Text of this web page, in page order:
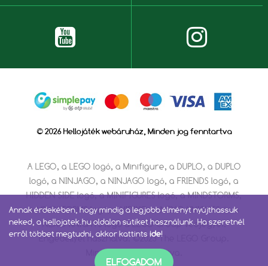
© 2026 Hellojáték webáruház, Minden jog fenntartva
A LEGO, a LEGO logó, a Minifigure, a DUPLO, a DUPLO
logó, a NINJAGO, a NINJAGO logó, a FRIENDS logó, a
HIDDEN SIDE logó, a MINIFIGURES logó, a MINDSTORMS,
a MINDSTORMS logó, a VIDIYO, a NEXO KNIGHTS és a
NEXO KNIGHTS logó a LEGO Group védjegyei.
Engedéllyel használva. ©2023 The LEGO Group.
Minden jog fenntartva.
Annak érdekében, hogy mindig a legjobb élményt nyújthassuk
neked, a hellojatek.hu oldalon sütiket használunk. Ha szeretnél
erről többet megtudni, akkor kattints ide!
ELFOGADOM